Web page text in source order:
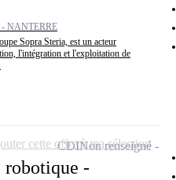
- NANTERRE
Sopra Steria, est un acteur
l'intégration et l'exploitation de
-
CDINon renseigné
cette offre à ma sélection